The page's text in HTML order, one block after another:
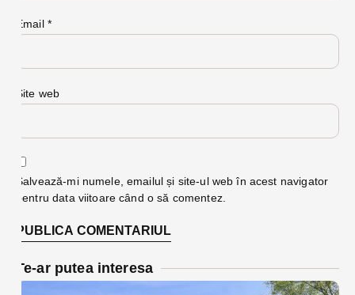
Email *
Site web
Salvează-mi numele, emailul și site-ul web în acest navigator
pentru data viitoare când o să comentez.
Te-ar putea interesa